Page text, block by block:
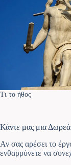
Τι το ήθος
Κάντε μας μια Δωρεά
Αν σας αρέσει το
ενθαρρύνετε να